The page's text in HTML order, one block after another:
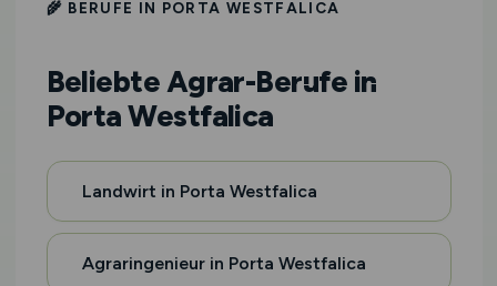
🌾 BERUFE IN PORTA WESTFALICA
Beliebte Agrar-Berufe in
Porta Westfalica
Landwirt in Porta Westfalica
Agraringenieur in Porta Westfalica